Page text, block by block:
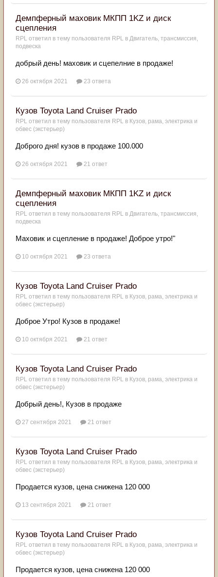
Демпферный маховик МКПП 1KZ и диск
сцепления
RPL ответил в тему пользователя RPL в Двигатель, трансмиссия,
подвеска
добрый день! маховик и сцепелние в продаже!
26 октября 2021 23 ответа
Кузов Toyota Land Cruiser Prado
RPL ответил в тему пользователя RPL в Кузов, рама, электрика и
обвес (экстерьер)
Доброго дня! кузов в продаже 100.000
26 октября 2021 21 ответ
Демпферный маховик МКПП 1KZ и диск
сцепления
RPL ответил в тему пользователя RPL в Двигатель, трансмиссия,
подвеска
Маховик и сцепление в продаже! Доброе утро!"
10 октября 2021 23 ответа
Кузов Toyota Land Cruiser Prado
RPL ответил в тему пользователя RPL в Кузов, рама, электрика и
обвес (экстерьер)
Доброе Утро! Кузов в продаже!
10 октября 2021 21 ответ
Кузов Toyota Land Cruiser Prado
RPL ответил в тему пользователя RPL в Кузов, рама, электрика и
обвес (экстерьер)
Добрый день!, Кузов в продаже
27 сентября 2021 21 ответ
Кузов Toyota Land Cruiser Prado
RPL ответил в тему пользователя RPL в Кузов, рама, электрика и
обвес (экстерьер)
Продается кузов, цена снижена 120 000
13 сентября 2021 21 ответ
Кузов Toyota Land Cruiser Prado
RPL ответил в тему пользователя RPL в Кузов, рама, электрика и
обвес (экстерьер)
Продается кузов, цена снижена 120 000